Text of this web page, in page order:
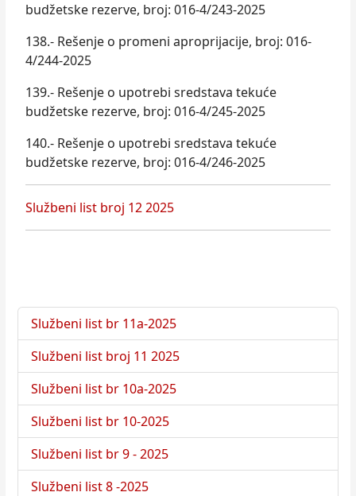
budžetske rezerve, broj: 016-4/243-2025
138.- Rešenje o promeni aproprijacije, broj: 016-
4/244-2025
139.- Rešenje o upotrebi sredstava tekuće
budžetske rezerve, broj: 016-4/245-2025
140.- Rešenje o upotrebi sredstava tekuće
budžetske rezerve, broj: 016-4/246-2025
Službeni list broj 12 2025
Službeni list br 11а-2025
Službeni list broj 11 2025
Službeni list br 10а-2025
Službeni list br 10-2025
Službeni list br 9 - 2025
Službeni list 8 -2025